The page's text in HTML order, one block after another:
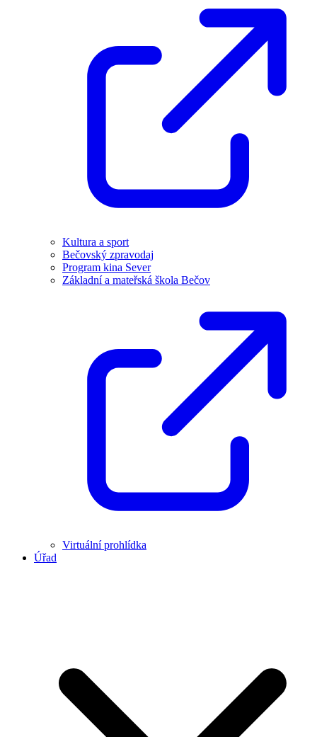
Kultura a sport
Bečovský zpravodaj
Program kina Sever
Základní a mateřská škola Bečov
Virtuální prohlídka
Úřad